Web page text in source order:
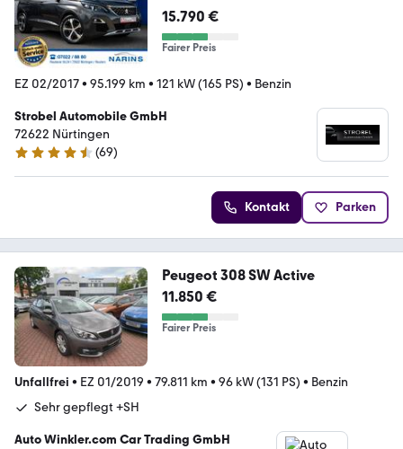
15.790 €
Fairer Preis
EZ 02/2017• 95.199 km • 121 kW (165 PS) • Benzin
Strobel Automobile GmbH
72622 Nürtingen
4.7 Sterne
(69)
Kontakt Parken
Peugeot 308 SW Active
11.850 €
Fairer Preis
Unfallfrei • EZ 01/2019 • 79.811 km • 96 kW (131 PS) • Benzin
Sehr gepflegt +SH
Auto Winkler.com Car Trading GmbH